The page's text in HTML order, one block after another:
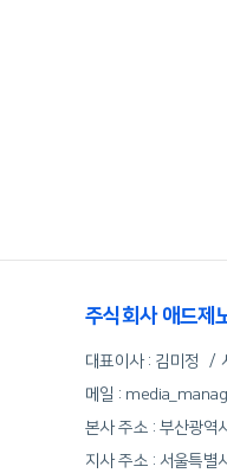
주식회사 애드제
대표이사 : 김미정
메일 :
본사 주소 : 부산광역
지사 주소 : 서울특별